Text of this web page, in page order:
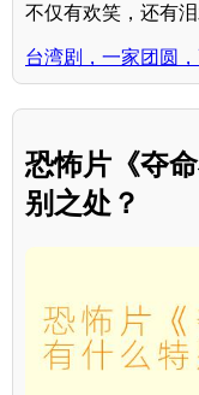
不仅有欢笑，还有
台湾剧，一家团圆
恐怖片《夺
别之处？